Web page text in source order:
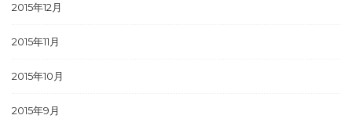
2015年12月
2015年11月
2015年10月
2015年9月